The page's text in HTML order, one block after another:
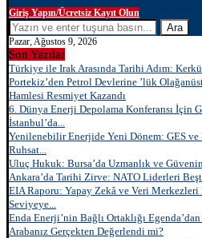
Giriş Yapın/Ücretsiz Kayıt Olun
Ara
Pazar, Ağustos 9, 2026
Son Yazılar
Türkiye ile Irak Arasında Tarihi Adım:
Portekiz’den Petrol Devlerine ’lük
Hamlesi Resmiyet Kazandı
6. Dünya Enerji Depolama Konferansı İçin
İstanbul’da...
Yenilenebilir Enerjide Yeni Dönem: GES ve
Ruhsat...
Uluç Hukuk: Bursa’da Uzmanlık ve
Ankara’da Tarihi Zirve: NATO Liderleri
EIA Raporu: Yapay Zekâ ve Veri
Seviyeye...
Enda Enerji’nin Bağlı Ortaklığı
Arabanız Gerçekten Değerlendi mi?